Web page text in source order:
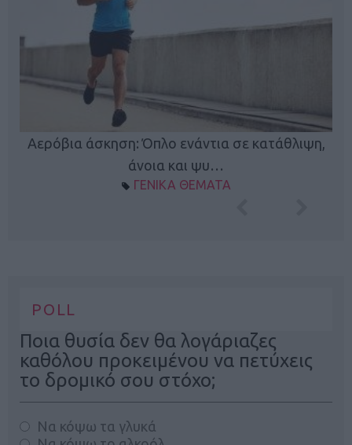
Αερόβια άσκηση: Όπλο ενάντια σε κατάθλιψη,
άνοια και ψυ…
ΓΕΝΙΚΑ ΘΕΜΑΤΑ
POLL
Ποια θυσία δεν θα λογάριαζες
καθόλου προκειμένου να πετύχεις
το δρομικό σου στόχο;
Να κόψω τα γλυκά